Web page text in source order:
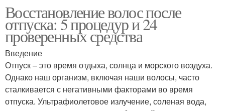
Восстановление волос после
отпуска: 5 процедур и 24
проверенных средства
Введение
Отпуск – это время отдыха, солнца и морского воздуха.
Однако наш организм, включая наши волосы, часто
сталкивается с негативными факторами во время
отпуска. Ультрафиолетовое излучение, соленая вода,